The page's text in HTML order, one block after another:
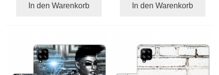
In den Warenkorb In den Warenkorb